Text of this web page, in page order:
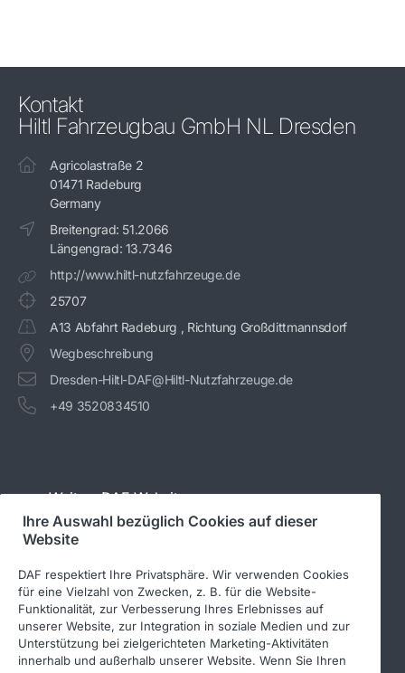
Kontakt
Hiltl Fahrzeugbau GmbH NL Dresden
Agricolastraße 2
01471 Radeburg
Germany
Breitengrad: 51.2066
Längengrad: 13.7346
http://www.hiltl-nutzfahrzeuge.de
25707
A13 Abfahrt Radeburg , Richtung Großdittmannsdorf
Wegbeschreibung
Dresden-Hiltl-DAF@Hiltl-Nutzfahrzeuge.de
+49 3520834510
Weitere DAF-Websites
PACCAR Power Solutions
DAF-Aufbauherstellerinformationen
DAF-Gebrauchtfahrzeuge
DAF Merchandising store
Ihre Auswahl bezüglich Cookies auf dieser
Website
DAF respektiert Ihre Privatsphäre. Wir verwenden Cookies
für eine Vielzahl von Zwecken, z. B. für die Website-
Funktionalität, zur Verbesserung Ihres Erlebnisses auf
unserer Website, zur Integration in soziale Medien und zur
Unterstützung bei zielgerichteten Marketing-Aktivitäten
innerhalb und außerhalb unserer Website. Wenn Sie Ihren